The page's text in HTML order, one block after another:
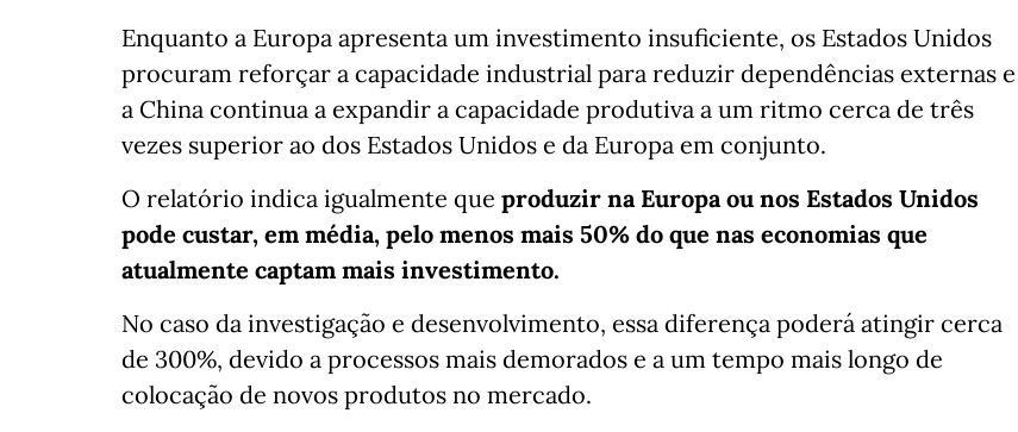
Enquanto a Europa apresenta um investimento insuficiente, os Estados Unidos
procuram reforçar a capacidade industrial para reduzir dependências externas e
a China continua a expandir a capacidade produtiva a um ritmo cerca de três
vezes superior ao dos Estados Unidos e da Europa em conjunto.
O relatório indica igualmente que produzir na Europa ou nos Estados Unidos
pode custar, em média, pelo menos mais 50% do que nas economias que
atualmente captam mais investimento.
No caso da investigação e desenvolvimento, essa diferença poderá atingir cerca
de 300%, devido a processos mais demorados e a um tempo mais longo de
colocação de novos produtos no mercado.